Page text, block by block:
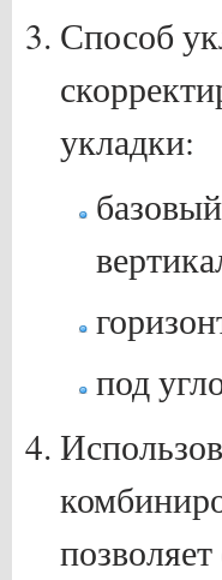
Способ
укладки:
под